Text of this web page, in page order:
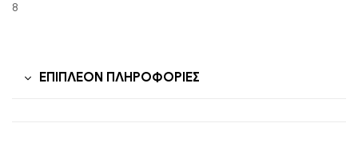
8
ΕΠΙΠΛΈΟΝ ΠΛΗΡΟΦΟΡΊΕΣ